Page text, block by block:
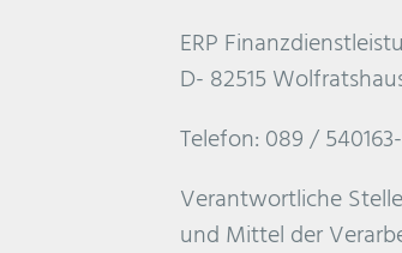
ERP
D- 82515
Telefon: 089 /
Verantwortliche
und Mittel der